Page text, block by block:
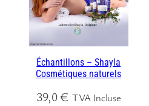
Échantillons – Shayla
Cosmétiques naturels
39,0€ TVA Incluse